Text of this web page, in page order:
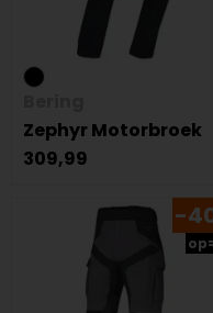
Zephyr Motorbroek
309,99
-